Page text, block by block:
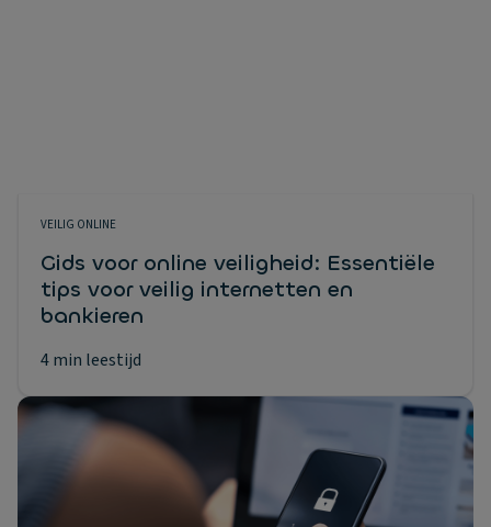
VEILIG ONLINE
Gids voor online veiligheid: Essentiële
tips voor veilig internetten en
bankieren
4 min leestijd